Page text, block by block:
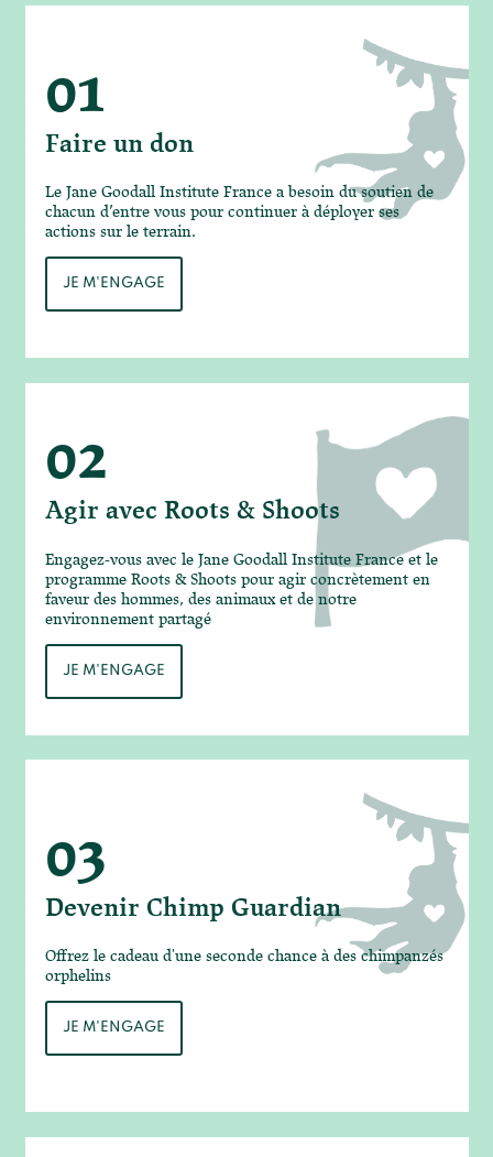
01
Faire un don
Le Jane Goodall Institute France a besoin du soutien de
chacun d’entre vous pour continuer à déployer ses
actions sur le terrain.
JE M'ENGAGE
02
Agir avec Roots & Shoots
Engagez-vous avec le Jane Goodall Institute France et le
programme Roots & Shoots pour agir concrètement en
faveur des hommes, des animaux et de notre
environnement partagé
JE M'ENGAGE
03
Devenir Chimp Guardian
Offrez le cadeau d'une seconde chance à des chimpanzés
orphelins
JE M'ENGAGE